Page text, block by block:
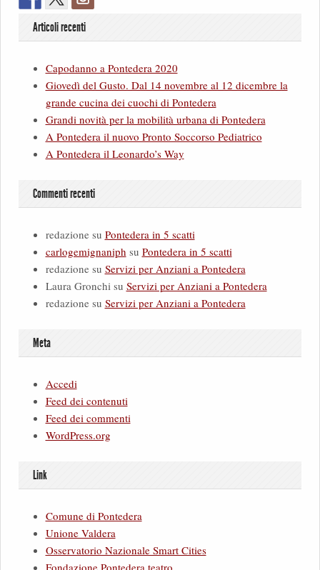
Articoli recenti
Capodanno a Pontedera 2020
Giovedì del Gusto. Dal 14 novembre al 12 dicembre la
grande cucina dei cuochi di Pontedera
Grandi novità per la mobilità urbana di Pontedera
A Pontedera il nuovo Pronto Soccorso Pediatrico
A Pontedera il Leonardo’s Way
Commenti recenti
redazionesu Pontedera in 5 scatti
carlogemignaniph su Pontedera in 5 scatti
redazionesu Servizi per Anziani a Pontedera
Laura Gronchisu Servizi per Anziani a Pontedera
redazionesu Servizi per Anziani a Pontedera
Meta
Accedi
Feed dei contenuti
Feed dei commenti
WordPress.org
Link
Comune di Pontedera
Unione Valdera
Osservatorio Nazionale Smart Cities